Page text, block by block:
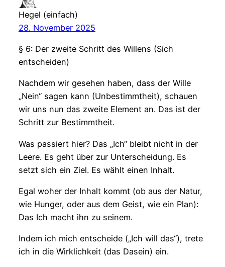
Hegel (einfach)
28. November 2025
§ 6: Der zweite Schritt des Willens (Sich
entscheiden)
Nachdem wir gesehen haben, dass der Wille
„Nein“ sagen kann (Unbestimmtheit), schauen
wir uns nun das zweite Element an. Das ist der
Schritt zur Bestimmtheit.
Was passiert hier? Das „Ich“ bleibt nicht in der
Leere. Es geht über zur Unterscheidung. Es
setzt sich ein Ziel. Es wählt einen Inhalt.
Egal woher der Inhalt kommt (ob aus der Natur,
wie Hunger, oder aus dem Geist, wie ein Plan):
Das Ich macht ihn zu seinem.
Indem ich mich entscheide („Ich will das“), trete
ich in die Wirklichkeit (das Dasein) ein.